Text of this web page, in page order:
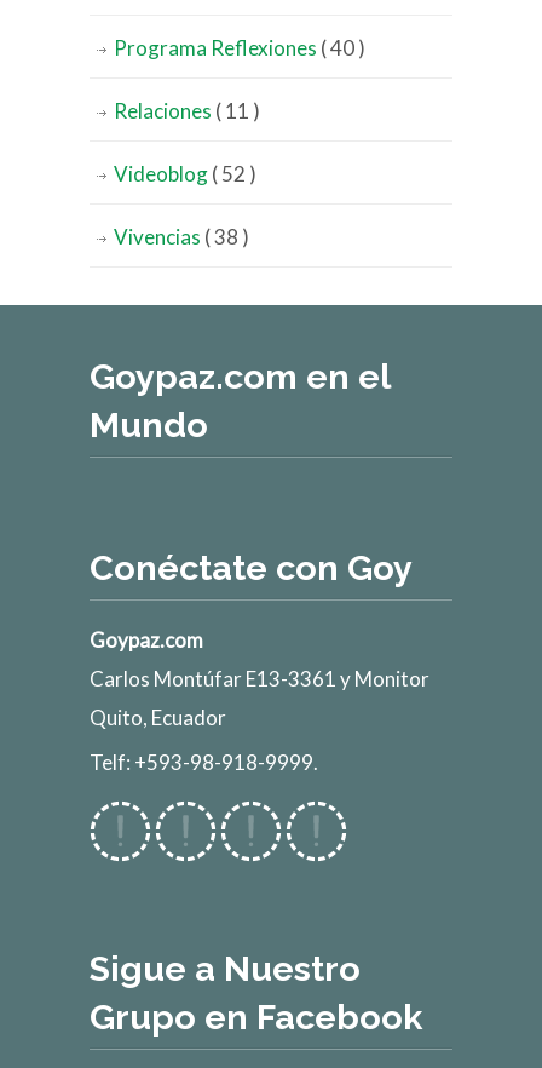
Programa Reflexiones ( 40 )
Relaciones ( 11 )
Videoblog( 52 )
Vivencias ( 38 )
Goypaz.com en el
Mundo
Conéctate con Goy
Goypaz.com
Carlos Montúfar E13-3361 y Monitor
Quito, Ecuador
Telf: +593-98-918-9999.
Sigue a Nuestro
Grupo en Facebook